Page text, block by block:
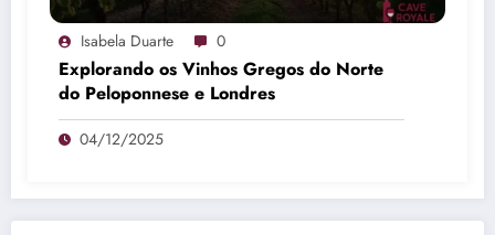
Isabela Duarte 0
Explorando os Vinhos Gregos do Norte
do Peloponnese e Londres
04/12/2025